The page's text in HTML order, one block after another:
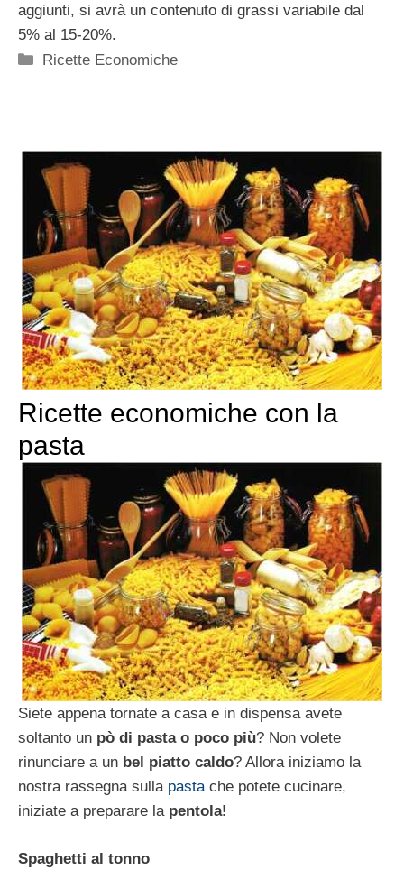
aggiunti, si avrà un contenuto di grassi variabile dal
5% al 15-20%.
Categorie
Ricette Economiche
Ricette economiche con la
pasta
Siete appena tornate a casa e in dispensa avete
soltanto un pò di pasta o poco più? Non volete
rinunciare a un bel piatto caldo? Allora iniziamo la
nostra rassegna sulla pastache potete cucinare,
iniziate a preparare la pentola!
Spaghetti al tonno